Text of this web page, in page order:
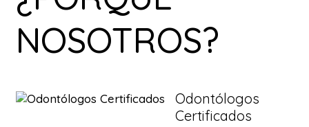
NOSOTROS?
Odontólogos
Certificados